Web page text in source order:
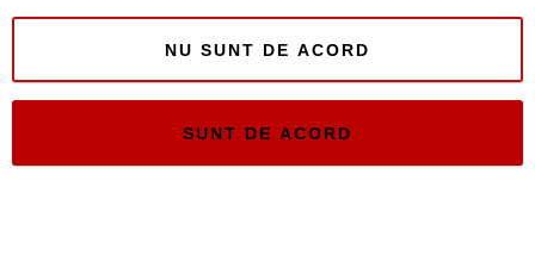
NU SUNT DE ACORD
SUNT DE ACORD